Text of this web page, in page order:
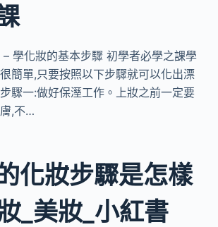
學化妝的基本步驟 初學者必學之課學
簡單,只要按照以下步驟就可以化出漂
驟一:做好保溼工作。上妝之前一定要
,不…
化妝步驟是怎樣
_美妝_小紅書